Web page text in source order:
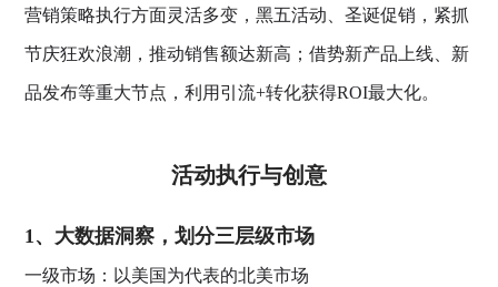
营销策略执行方面灵活多变，黑五活动、圣诞促销，紧抓
节庆狂欢浪潮，推动销售额达新高；借势新产品上线、新
品发布等重大节点，利用引流+转化获得ROI最大化。
活动执行与创意
1、大数据洞察，划分三层级市场
一级市场：以美国为代表的北美市场